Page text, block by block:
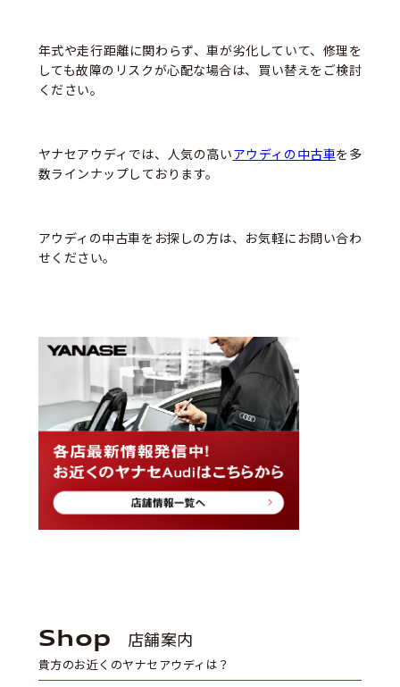
年式や走行距離に関わらず、車が劣化していて、修理を
しても故障のリスクが心配な場合は、買い替えをご検討
ください。
ヤナセアウディでは、人気の高いアウディの中古車を多
数ラインナップしております。
アウディの中古車をお探しの方は、お気軽にお問い合わ
せください。
Shop 店舗案内
貴方のお近くのヤナセアウディは？